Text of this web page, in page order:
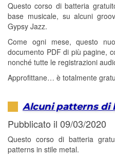
Questo corso di batteria
base musicale, su alcuni
Gypsy Jazz.
Come ogni mese, questo
documento PDF di più pagine,
nonché tutte le registrazioni
Approfittane… è totalmente
Alcuni patterns di
Pubblicato il 09/03/2020
Questo corso di batteria
patterns in stile metal.